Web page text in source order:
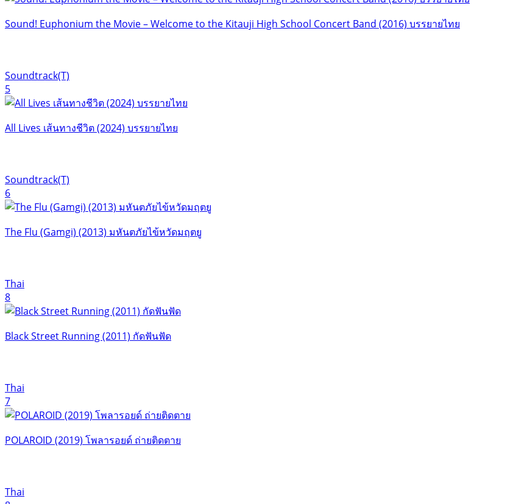
Sound! Euphonium the Movie – Welcome to the Kitauji High School Concert Band (2016) บรรยายไทย
Soundtrack(T)
5
All Lives เส้นทางชีวิต (2024) บรรยายไทย
Soundtrack(T)
6
The Flu (Gamgi) (2013) มหันตภัยไข้หวัดมฤตยู
Thai
8
Black Street Running (2011) กัดฟันฟัด
Thai
7
POLAROID (2019) โพลารอยด์ ถ่ายติดตาย
Thai